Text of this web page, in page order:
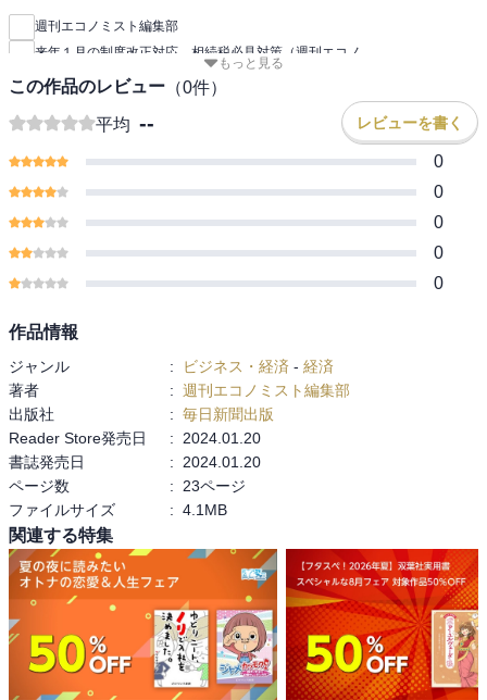
週刊エコノミスト編集部
来年１月の制度改正対応 相続税必見対策（週刊エコノ
もっと見る
この作品のレビュー （0件）
平均 -- レビューを書く
0
0
0
0
0
作品情報
ジャンル : ビジネス・経済 - 経済
著者
: 週刊エコノミスト編集部
出版社
: 毎日新聞出版
Reader Store発売日
:
2024.01.20
書誌発売日
:
2024.01.20
ページ数
:
23ページ
ファイルサイズ
: 4.1MB
関連する特集